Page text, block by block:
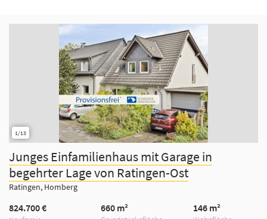
1/13
Junges Einfamilienhaus mit Garage in
begehrter Lage von Ratingen-Ost
Ratingen, Homberg
824.700 € 660 m² 146 m²